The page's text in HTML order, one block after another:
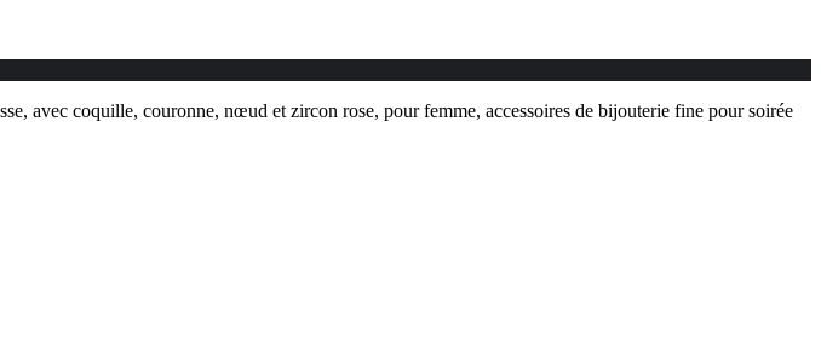
avec coquille, couronne, nœud et zircon rose, pour femme, accessoires de bijouterie fine pour soirée